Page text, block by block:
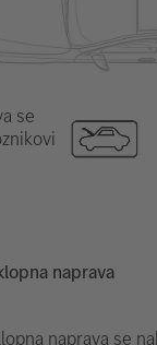
se
naprava
naprava se